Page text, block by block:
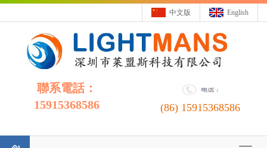
English
中文版
聯系電話：
15915368586
(86) 15915368586